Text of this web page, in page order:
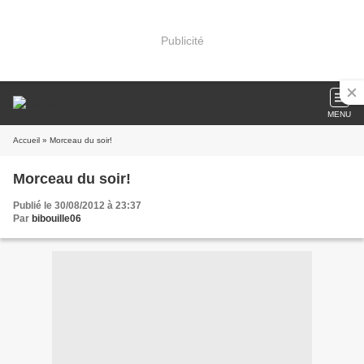
Publicité
MENU
Accueil » Morceau du soir!
Morceau du soir!
Publié le 30/08/2012 à 23:37
Par bibouille06